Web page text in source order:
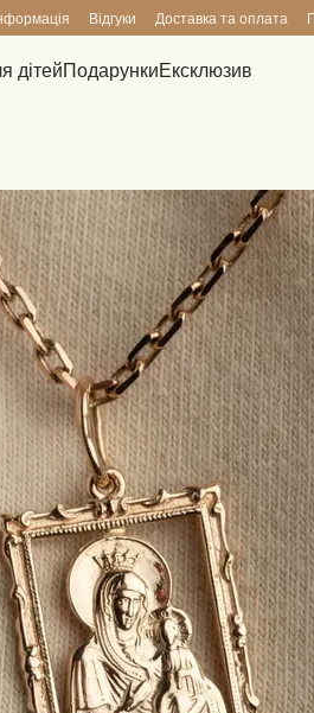
Відгуки Доставка та оплата
дітейПодарункиЕксклюзив